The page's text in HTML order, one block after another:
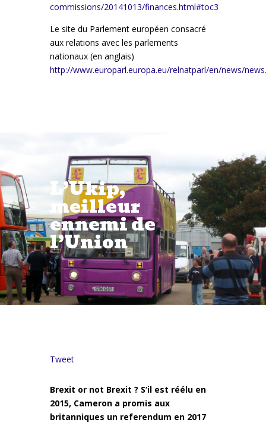
commissions/20141013/finances.html#toc3
Le site du Parlement européen consacré
aux relations avec les parlements
nationaux (en anglais)
http://www.europarl.europa.eu/relnatparl/en/news/
L’Ukip,
meilleur
ennemi de
l’Union
Tweet
Brexit or not Brexit ? S‘il est réélu en
2015, Cameron a promis aux
britanniques un referendum en 2017